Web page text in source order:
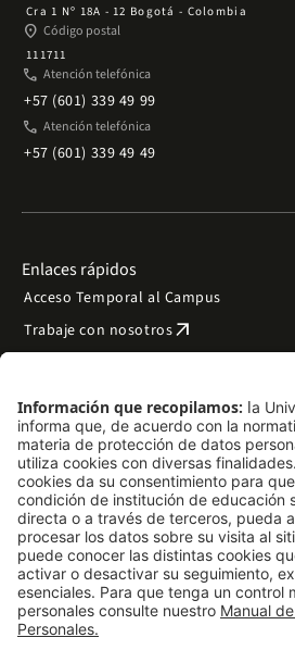
Cra 1 Nº 18A - 12 Bogotá - Colombia
place Código postal
111711
phone Atención telefónica
+57 (601) 339 49 99
phone Atención telefónica
+57 (601) 339 49 49
Enlaces rápidos
Acceso Temporal al Campus
Trabaje con nosotrosarrow_outward
Preguntas frecuentes
Filantropía y donacionesarrow_outward
Mapa del sitio arrow_outward
Síguenos
LinkedIn
Instagram
Facebook